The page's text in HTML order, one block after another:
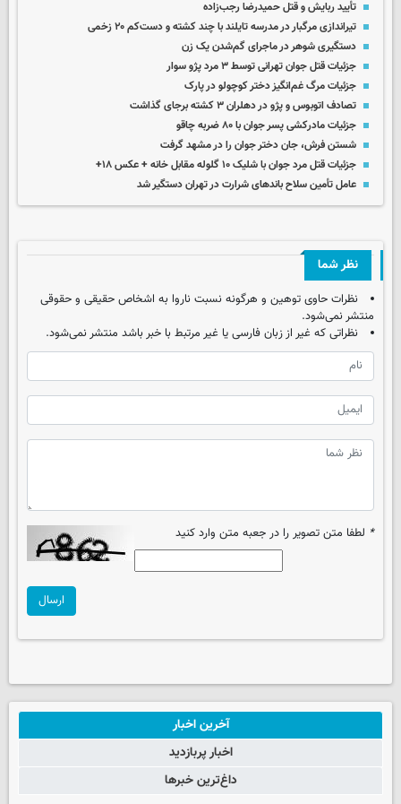
تأیید ربایش و قتل حمیدرضا رجب‌زاده
تیراندازی مرگبار در مدرسه‌ تایلند با چند کشته و دست‌کم ۲۰ زخمی
دستگیری شوهر در ماجرای گم‌شدن یک زن
جزئیات قتل جوان تهرانی توسط ۳ مرد پژو سوار
جزئیات مرگ غم‌انگیز دختر کوچولو در پارک
تصادف اتوبوس و پژو در دهلران ۳ کشته برجای گذاشت
جزئیات مادرکشی پسر جوان با ۸۰ ضربه چاقو
شستن فرش، جان دختر جوان را در مشهد گرفت
جزئیات قتل مرد جوان با شلیک ۱۰ گلوله مقابل خانه + عکس ۱۸+
عامل تأمین سلاح باندهای شرارت در تهران دستگیر شد
نظر شما
نظرات حاوی توهین و هرگونه نسبت ناروا به اشخاص حقیقی و حقوقی
منتشر نمی‌شود.
نظراتی که غیر از زبان فارسی یا غیر مرتبط با خبر باشد منتشر نمی‌شود.
* لطفا متن تصویر را در جعبه متن وارد کنید
ارسال
آخرین اخبار
اخبار پربازدید
داغ‌ترین خبرها